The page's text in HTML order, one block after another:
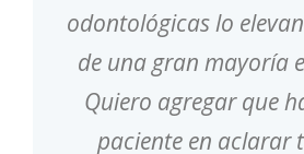
odontológicas lo
de una gran mayoría
Quiero agregar que
paciente en aclarar